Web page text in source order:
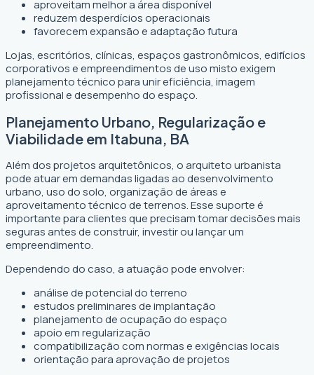
aproveitam melhor a área disponível
reduzem desperdícios operacionais
favorecem expansão e adaptação futura
Lojas, escritórios, clínicas, espaços gastronômicos, edifícios
corporativos e empreendimentos de uso misto exigem
planejamento técnico para unir eficiência, imagem
profissional e desempenho do espaço.
Planejamento Urbano, Regularização e
Viabilidade em Itabuna, BA
Além dos projetos arquitetônicos, o arquiteto urbanista
pode atuar em demandas ligadas ao desenvolvimento
urbano, uso do solo, organização de áreas e
aproveitamento técnico de terrenos. Esse suporte é
importante para clientes que precisam tomar decisões mais
seguras antes de construir, investir ou lançar um
empreendimento.
Dependendo do caso, a atuação pode envolver:
análise de potencial do terreno
estudos preliminares de implantação
planejamento de ocupação do espaço
apoio em regularização
compatibilização com normas e exigências locais
orientação para aprovação de projetos